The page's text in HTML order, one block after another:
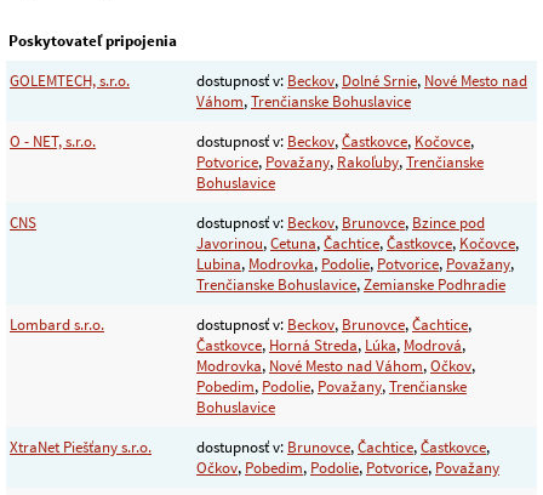
Poskytovateľ pripojenia
GOLEMTECH, s.r.o.
dostupnosť v: Beckov, Dolné Srnie, Nové Mesto nad
Váhom,Trenčianske Bohuslavice
O - NET, s.r.o.
dostupnosť v: Beckov,Častkovce, Kočovce,
Potvorice, Považany, Rakoľuby,Trenčianske
Bohuslavice
CNS
dostupnosť v: Beckov, Brunovce, Bzince pod
Javorinou,Cetuna,Čachtice,Častkovce, Kočovce,
Lubina, Modrovka, Podolie, Potvorice, Považany,
Trenčianske Bohuslavice,Zemianske Podhradie
Lombard s.r.o.
dostupnosť v: Beckov, Brunovce,Čachtice,
Častkovce, Horná Streda, Lúka, Modrová,
Modrovka, Nové Mesto nad Váhom,Očkov,
Pobedim, Podolie, Považany,Trenčianske
Bohuslavice
XtraNet Piešťany s.r.o.
dostupnosť v: Brunovce,Čachtice,Častkovce,
Očkov, Pobedim, Podolie, Potvorice, Považany